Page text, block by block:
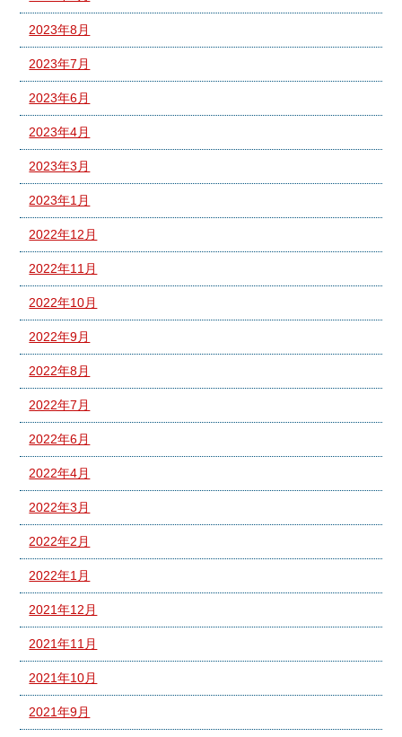
2023年8月
2023年7月
2023年6月
2023年4月
2023年3月
2023年1月
2022年12月
2022年11月
2022年10月
2022年9月
2022年8月
2022年7月
2022年6月
2022年4月
2022年3月
2022年2月
2022年1月
2021年12月
2021年11月
2021年10月
2021年9月